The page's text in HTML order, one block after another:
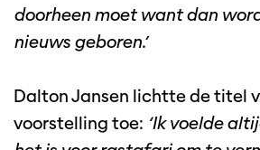
doorheen moet want dan
nieuws geboren.’
Dalton Jansen lichtte de titel
voorstelling toe: ‘Ik voelde